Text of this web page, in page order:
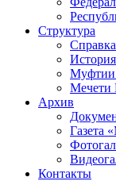
Структура
Муфтии
Мечети
Архив
Газета
Контакты